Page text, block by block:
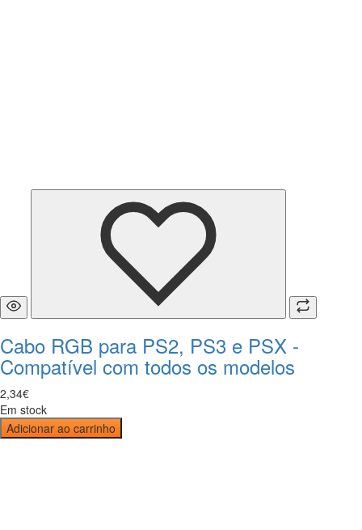
Cabo RGB para PS2, PS3 e PSX -
Compatível com todos os modelos
2,34€
Em stock
Adicionar ao carrinho